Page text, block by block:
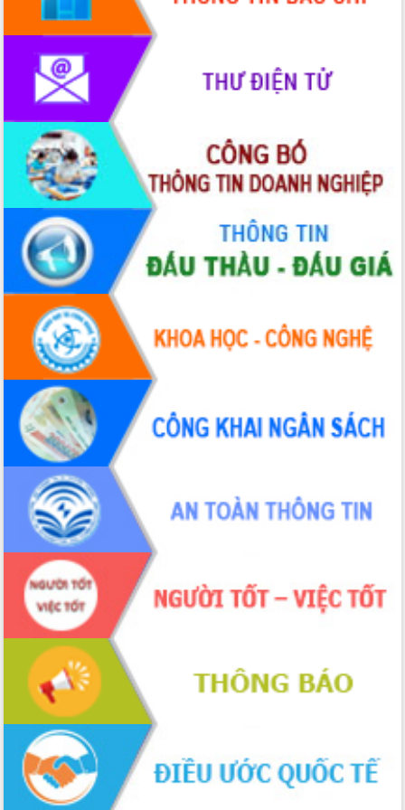
phát triển mới
Thường trực HĐND tỉnh Đắk Lắk gặp
mặt Đoàn chuyên gia y tế TP. Hồ Chí
Minh
Lễ truy điệu và an táng hài cốt liệt sĩ
tại Nghĩa trang Liệt sĩ xã Sơn Hòa
Bàn giải pháp tháo gỡ khó khăn trong
xuất khẩu sầu riêng và triển khai quy
định EUDR
Thứ trưởng Bộ Nông nghiệp và Môi
trường Nguyễn Hoàng Hiệp khảo sát
vùng trồng và doanh nghiệp đóng gói
sầu riêng tại Đắk Lắk
Trình diễn nghệ thuật chế biến các
món ăn từ sầu riêng
Đắk Lắk công bố Quy hoạch và xúc
tiến đầu tư tỉnh
Ngành cá ngừ Đắk Lắk chủ động thích
ứng để giữ vững thị trường xuất khẩu
Diễn đàn Kinh tế tư nhân Việt Nam đột
phá cơ chế - Hợp tác công tư
Đề án 06 tạo bước ngoặt đột phá trong
cải cách hành chính tỉnh Đắk Lắk
Kết nối tour, đẩy mạnh chuyển đổi số
để phát triển du lịch Đắk Lắk
Khởi động Dự án Đầu tư xây dựng hạ
tầng kỹ thuật Cụm công nghiệp Tân
Tiến
Gặp mặt các cơ quan báo chí nhân Kỷ
niệm 101 năm Ngày Báo chí Cách
mạng Việt Nam
Đắk Lắk sơ kết 4 năm triển khai thực
hiện Đề án 06 của Chính phủ
Họp báo thông tin về Hội nghị Công bố
Quy hoạch và Xúc tiến đầu tư tỉnh Đắk
Khơi thông điểm nghẽn, đẩy nhanh
giải ngân vốn khắc phục thiên tai
HĐND tỉnh thông qua điều chỉnh Quy
hoạch tỉnh thời kỳ 2021-2030